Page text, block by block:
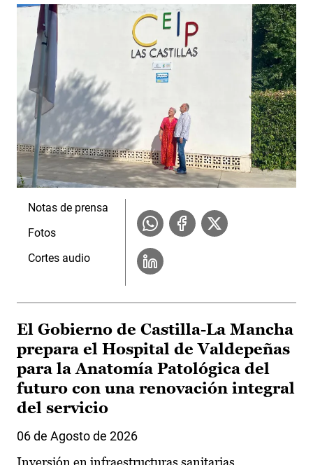
Notas de prensa
Fotos
Cortes audio
El Gobierno de Castilla-La Mancha
prepara el Hospital de Valdepeñas
para la Anatomía Patológica del
futuro con una renovación integral
del servicio
06 de Agosto de 2026
Inversión en infraestructuras sanitarias